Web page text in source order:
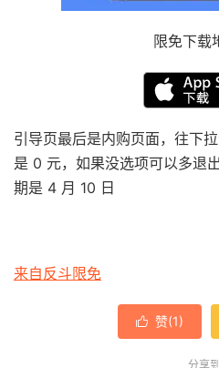
限免下载
引导页最后是内购页面，往下
是 0 元，如果没选项可以多退
期是 4 月 10 日
来自反斗限免
 赞(1)
分享到